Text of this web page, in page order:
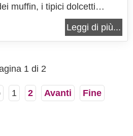
muffin, i tipici dolcetti
e profumati, da preparare in
lasciano scampo a nessuno.
muffin alla...
Leggi di più...
1 di 2
1 2 Avanti Fine